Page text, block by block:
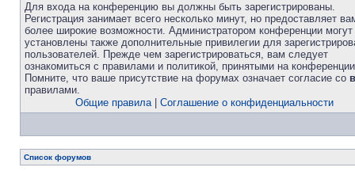
Для входа на конференцию вы должны быть зарегистрированы.
Регистрация занимает всего несколько минут, но предоставляет
более широкие возможности. Администратором конференции
установлены также дополнительные привилегии для
пользователей. Прежде чем зарегистрироваться, вам следует
ознакомиться с правилами и политикой, принятыми на
Помните, что ваше присутствие на форумах означает согласие со
правилами.
Общие правила| Соглашение о конфиденциальности
Список форумов